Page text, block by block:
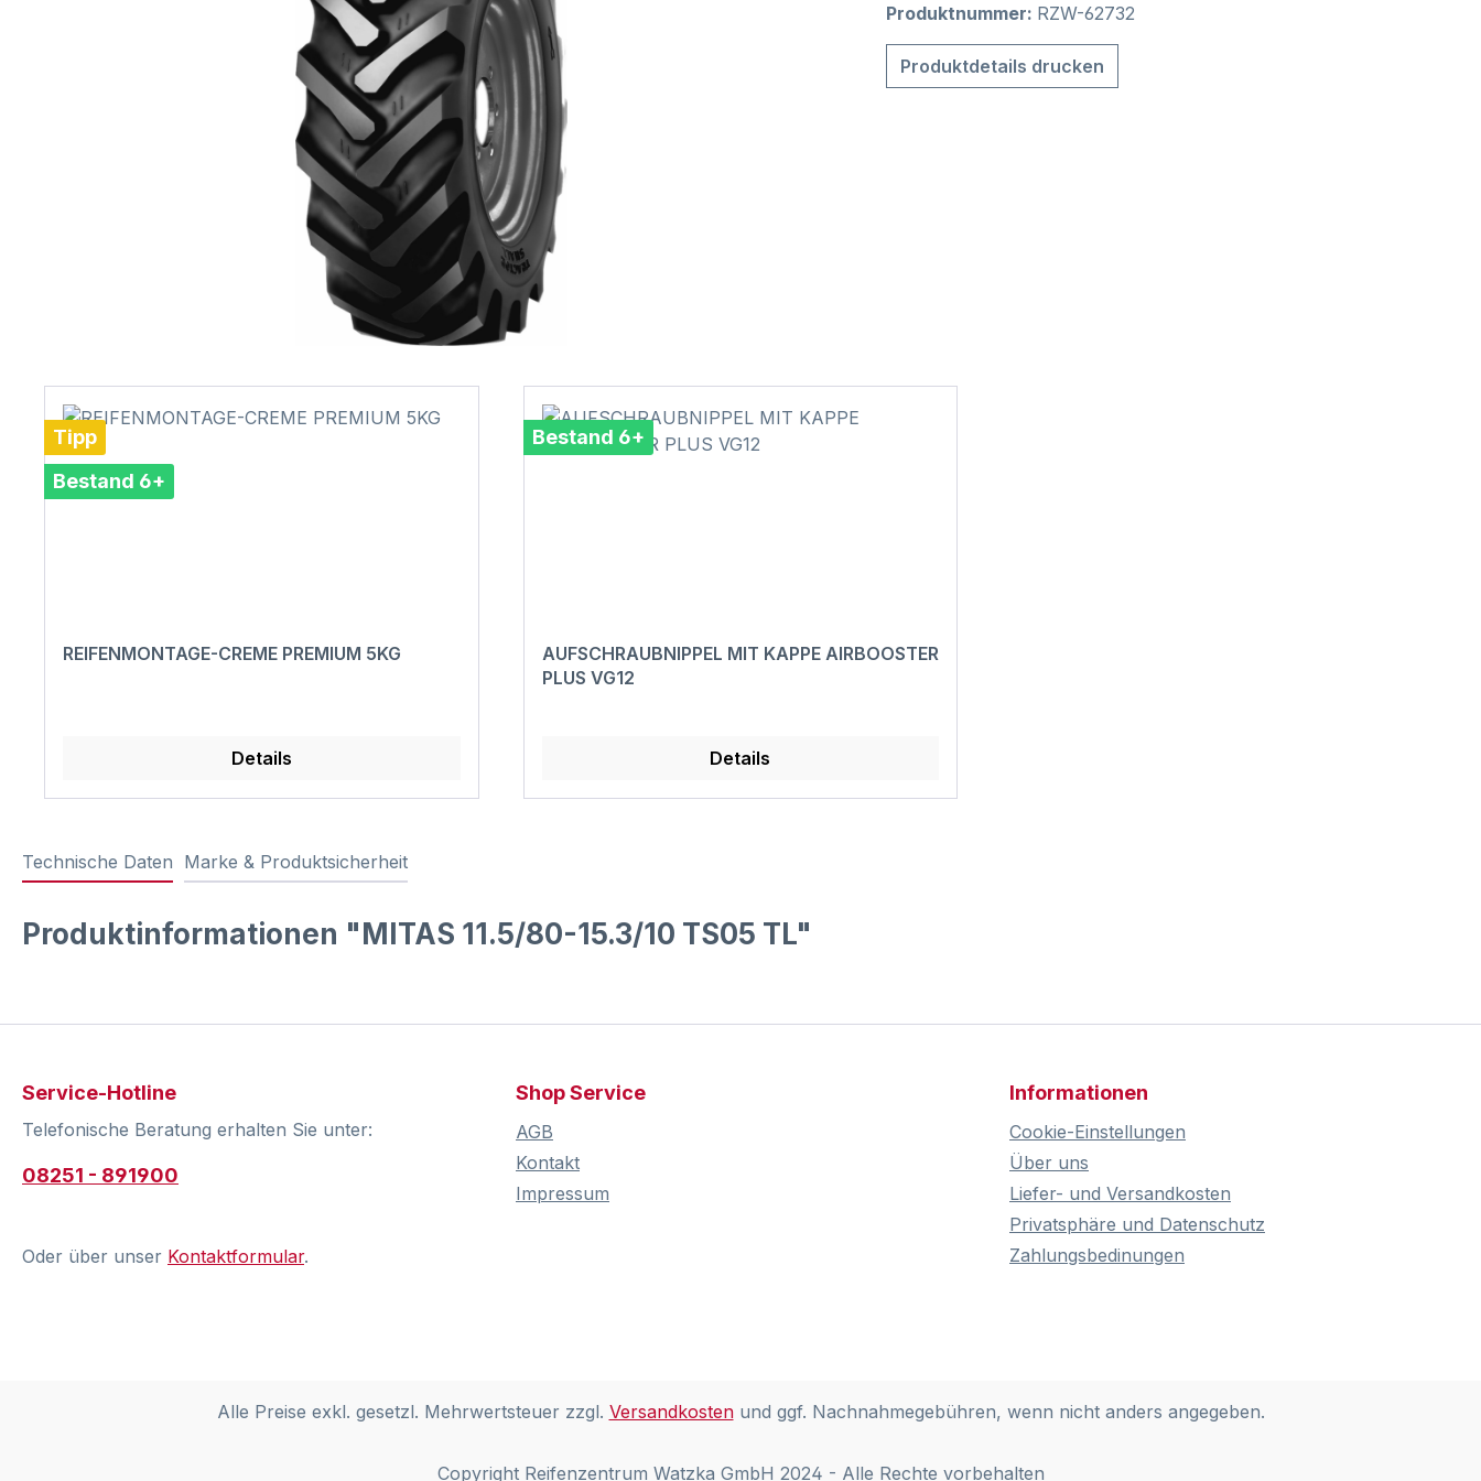
Produktnummer: RZW-62732
Produktdetails drucken
Tipp
Bestand 6+
REIFENMONTAGE-CREME PREMIUM 5KG
Details
Bestand 6+
AUFSCHRAUBNIPPEL MIT KAPPE AIRBOOSTER
PLUS VG12
Details
Technische Daten Marke & Produktsicherheit
Produktinformationen "MITAS 11.5/80-15.3/10 TS05 TL"
Service-Hotline
Telefonische Beratung erhalten Sie unter:
08251 - 891900
Oder über unser Kontaktformular.
Shop Service
AGB
Kontakt
Impressum
Informationen
Cookie-Einstellungen
Über uns
Liefer- und Versandkosten
Privatsphäre und Datenschutz
Zahlungsbedinungen
Alle Preise exkl. gesetzl. Mehrwertsteuer zzgl. Versandkostenund ggf. Nachnahmegebühren, wenn nicht anders angegeben.
Copyright Reifenzentrum Watzka GmbH 2024 - Alle Rechte vorbehalten